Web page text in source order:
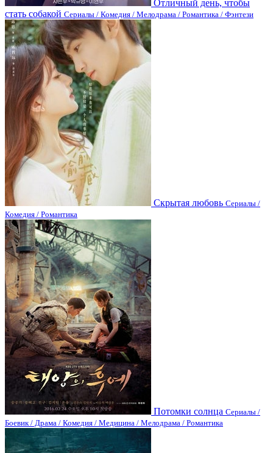
Отличный день, чтобы
стать собакой Сериалы / Комедия / Мелодрама / Романтика / Фэнтези
Скрытая любовь Сериалы /
Комедия / Романтика
Потомки солнца Сериалы /
Боевик / Драма / Комедия / Медицина / Мелодрама / Романтика